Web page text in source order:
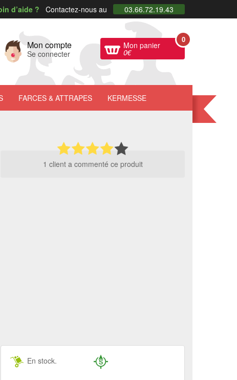
d’aide ? Contactez-nous au 03.66.72.19.43
Mon compte
Se connecter
Mon panier
0€
0
FARCES & ATTRAPES KERMESSE
1 client a commenté ce produit
En stock.